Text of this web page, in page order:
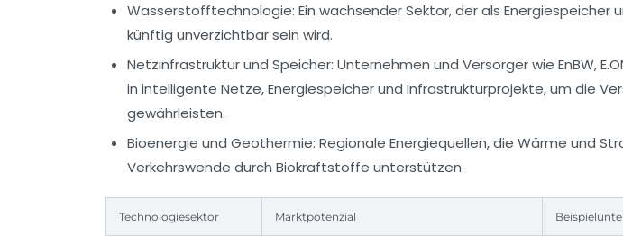
Wasserstofftechnologie: Ein wachsender Sektor, der als Energiespeicher
künftig unverzichtbar sein wird.
Netzinfrastruktur und Speicher: Unternehmen und Versorger wie EnBW,
in intelligente Netze, Energiespeicher und Infrastrukturprojekte, um die
gewährleisten.
Bioenergie und Geothermie: Regionale Energiequellen, die Wärme und
Verkehrswende durch Biokraftstoffe unterstützen.
Technologiesektor Marktpotenzial